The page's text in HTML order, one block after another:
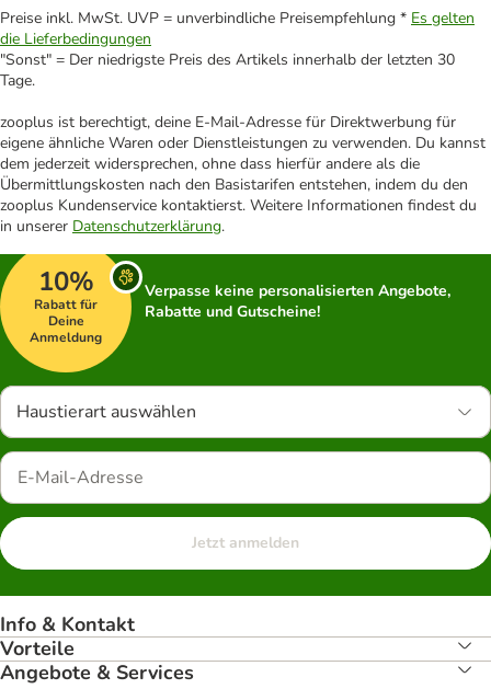
Preise inkl. MwSt. UVP = unverbindliche Preisempfehlung * Es gelten
die Lieferbedingungen
"Sonst" = Der niedrigste Preis des Artikels innerhalb der letzten 30
Tage.
zooplus ist berechtigt, deine E-Mail-Adresse für Direktwerbung für
eigene ähnliche Waren oder Dienstleistungen zu verwenden. Du kannst
dem jederzeit widersprechen, ohne dass hierfür andere als die
Übermittlungskosten nach den Basistarifen entstehen, indem du den
zooplus Kundenservice kontaktierst. Weitere Informationen findest du
in unserer Datenschutzerklärung.
10%
Rabatt für
Deine
Anmeldung
Verpasse keine personalisierten Angebote,
Rabatte und Gutscheine!
Haustierart auswählen
Jetzt anmelden
Info & Kontakt
Vorteile
Angebote & Services